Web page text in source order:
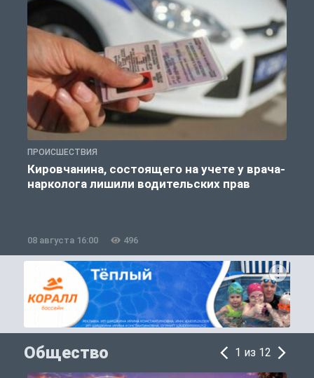
ПРОИСШЕСТВИЯ
Кировчанина, состоящего на учете у врача-
нарколога лишили водительских прав
08 августа 16:00 496
Общество 1 из 12